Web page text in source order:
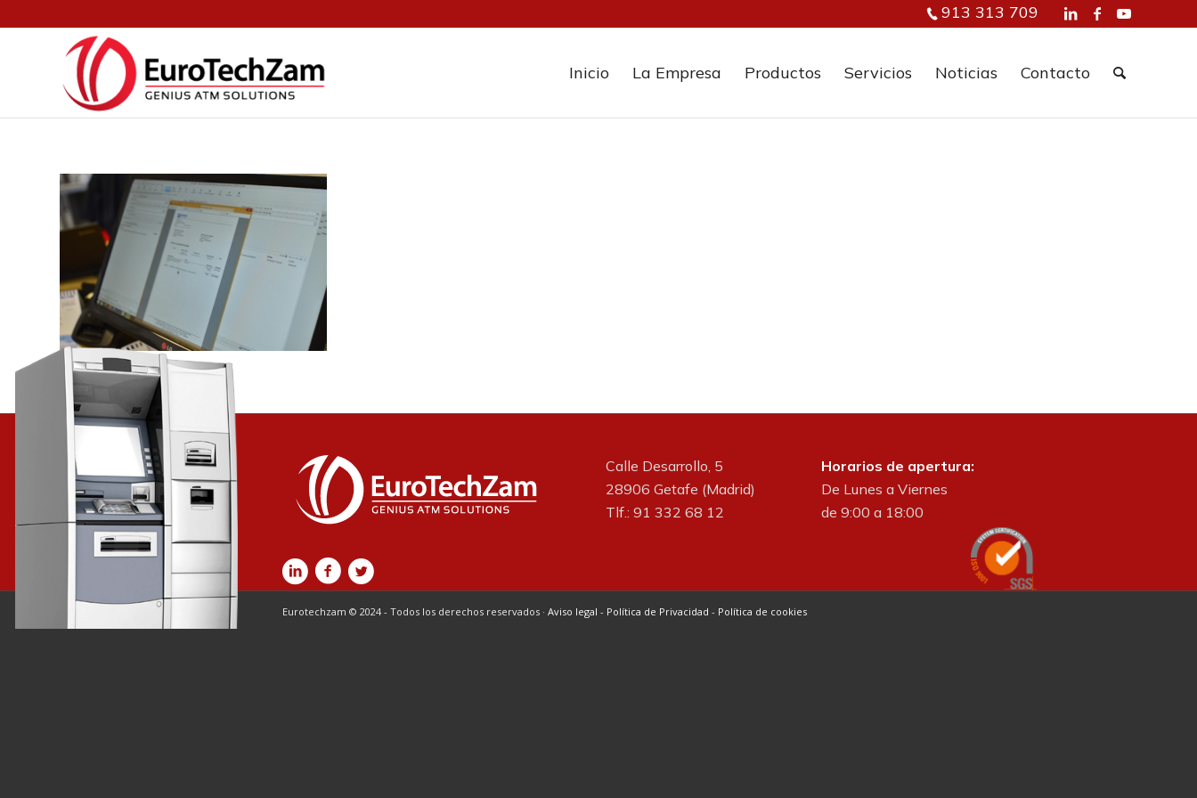
913 313 709
Inicio La Empresa Productos Servicios Noticias Contacto
Calle Desarrollo, 5
28906 Getafe (Madrid)
Tlf.: 91 332 68 12
Horarios de apertura:
De Lunes a Viernes
de 9:00 a 18:00
Eurotechzam © 2024 - Todos los derechos reservados · Aviso legal - Política de Privacidad - Política de cookies